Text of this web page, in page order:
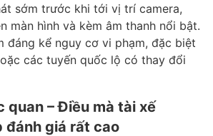
sớm trước khi tới vị trí camera,
màn hình và kèm âm thanh nổi bật.
đáng kể nguy cơ vi phạm, đặc biệt
các tuyến quốc lộ có thay đổi
quan – Điều mà tài xế
đánh giá rất cao